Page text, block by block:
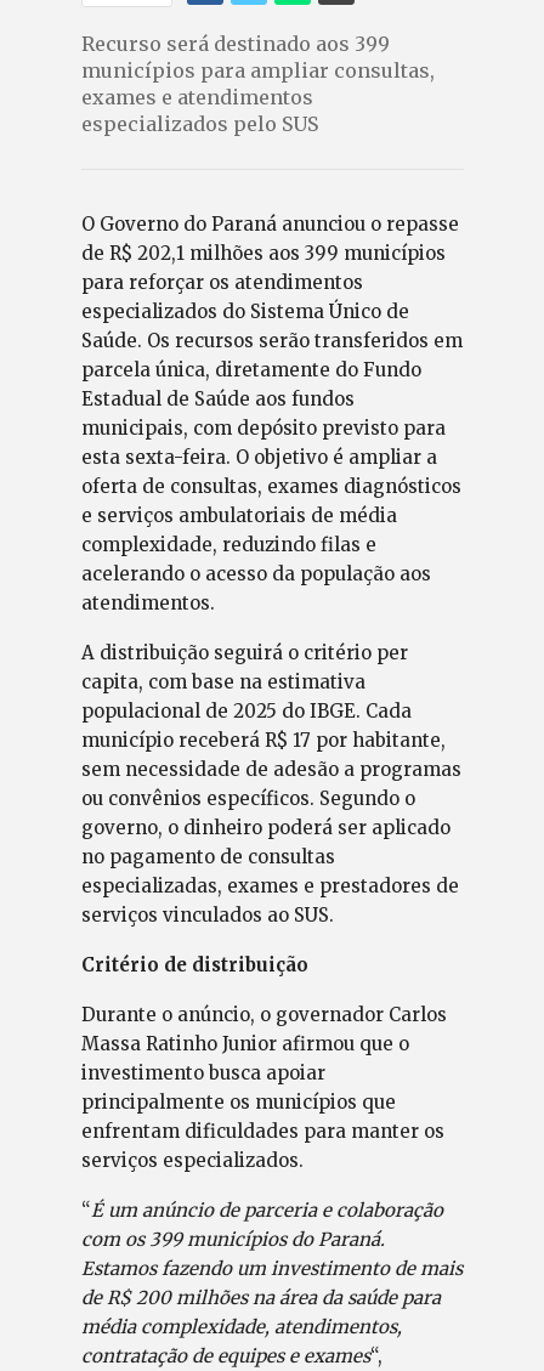
Recurso será destinado aos 399
municípios para ampliar consultas,
exames e atendimentos
especializados pelo SUS
O Governo do Paraná anunciou o repasse
de R$ 202,1 milhões aos 399 municípios
para reforçar os atendimentos
especializados do Sistema Único de
Saúde. Os recursos serão transferidos em
parcela única, diretamente do Fundo
Estadual de Saúde aos fundos
municipais, com depósito previsto para
esta sexta-feira. O objetivo é ampliar a
oferta de consultas, exames diagnósticos
e serviços ambulatoriais de média
complexidade, reduzindo filas e
acelerando o acesso da população aos
atendimentos.
A distribuição seguirá o critério per
capita, com base na estimativa
populacional de 2025 do IBGE. Cada
município receberá R$ 17 por habitante,
sem necessidade de adesão a programas
ou convênios específicos. Segundo o
governo, o dinheiro poderá ser aplicado
no pagamento de consultas
especializadas, exames e prestadores de
serviços vinculados ao SUS.
Critério de distribuição
Durante o anúncio, o governador Carlos
Massa Ratinho Junior afirmou que o
investimento busca apoiar
principalmente os municípios que
enfrentam dificuldades para manter os
serviços especializados.
“É um anúncio de parceria e colaboração
com os 399 municípios do Paraná.
Estamos fazendo um investimento de mais
de R$ 200 milhões na área da saúde para
média complexidade, atendimentos,
contratação de equipes e exames“,